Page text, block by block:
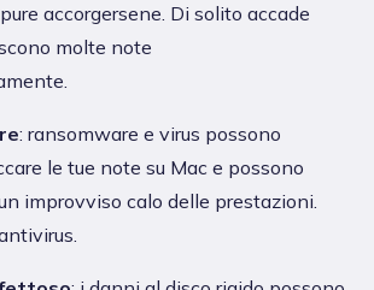
accorgersene. Di solito accade
molte note
: ransomware e virus possono
le tue note su Mac e possono
improvviso calo delle prestazioni.